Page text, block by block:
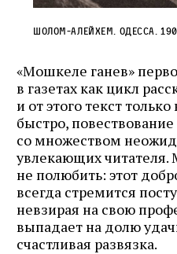
Шолом‑Алейхем. Одесса.
«Мошкеле ганев»
в газетах как цикл
и от этого текст
быстро,
со множеством
увлекающих читателя.
не полюбить: этот
всегда стремится
невзирая на свою
выпадает на долю
счастливая развязка.